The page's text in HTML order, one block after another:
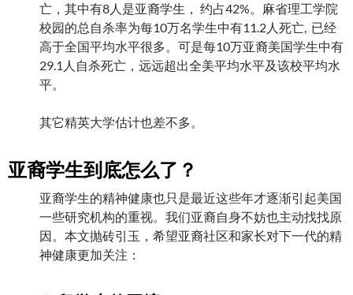
亡，其中有8人是亚裔学生， 约占42%。麻省理工学院
校园的总自杀率为每10万名学生中有11.2人死亡, 已经
高于全国平均水平很多。可是每10万亚裔美国学生中有
29.1人自杀死亡，远远超出全美平均水平及该校平均水
平。
其它精英大学估计也差不多。
亚裔学生到底怎么了？
亚裔学生的精神健康也只是最近这些年才逐渐引起美国
一些研究机构的重视。我们亚裔自身不妨也主动找找原
因。本文抛砖引玉，希望亚裔社区和家长对下一代的精
神健康更加关注：